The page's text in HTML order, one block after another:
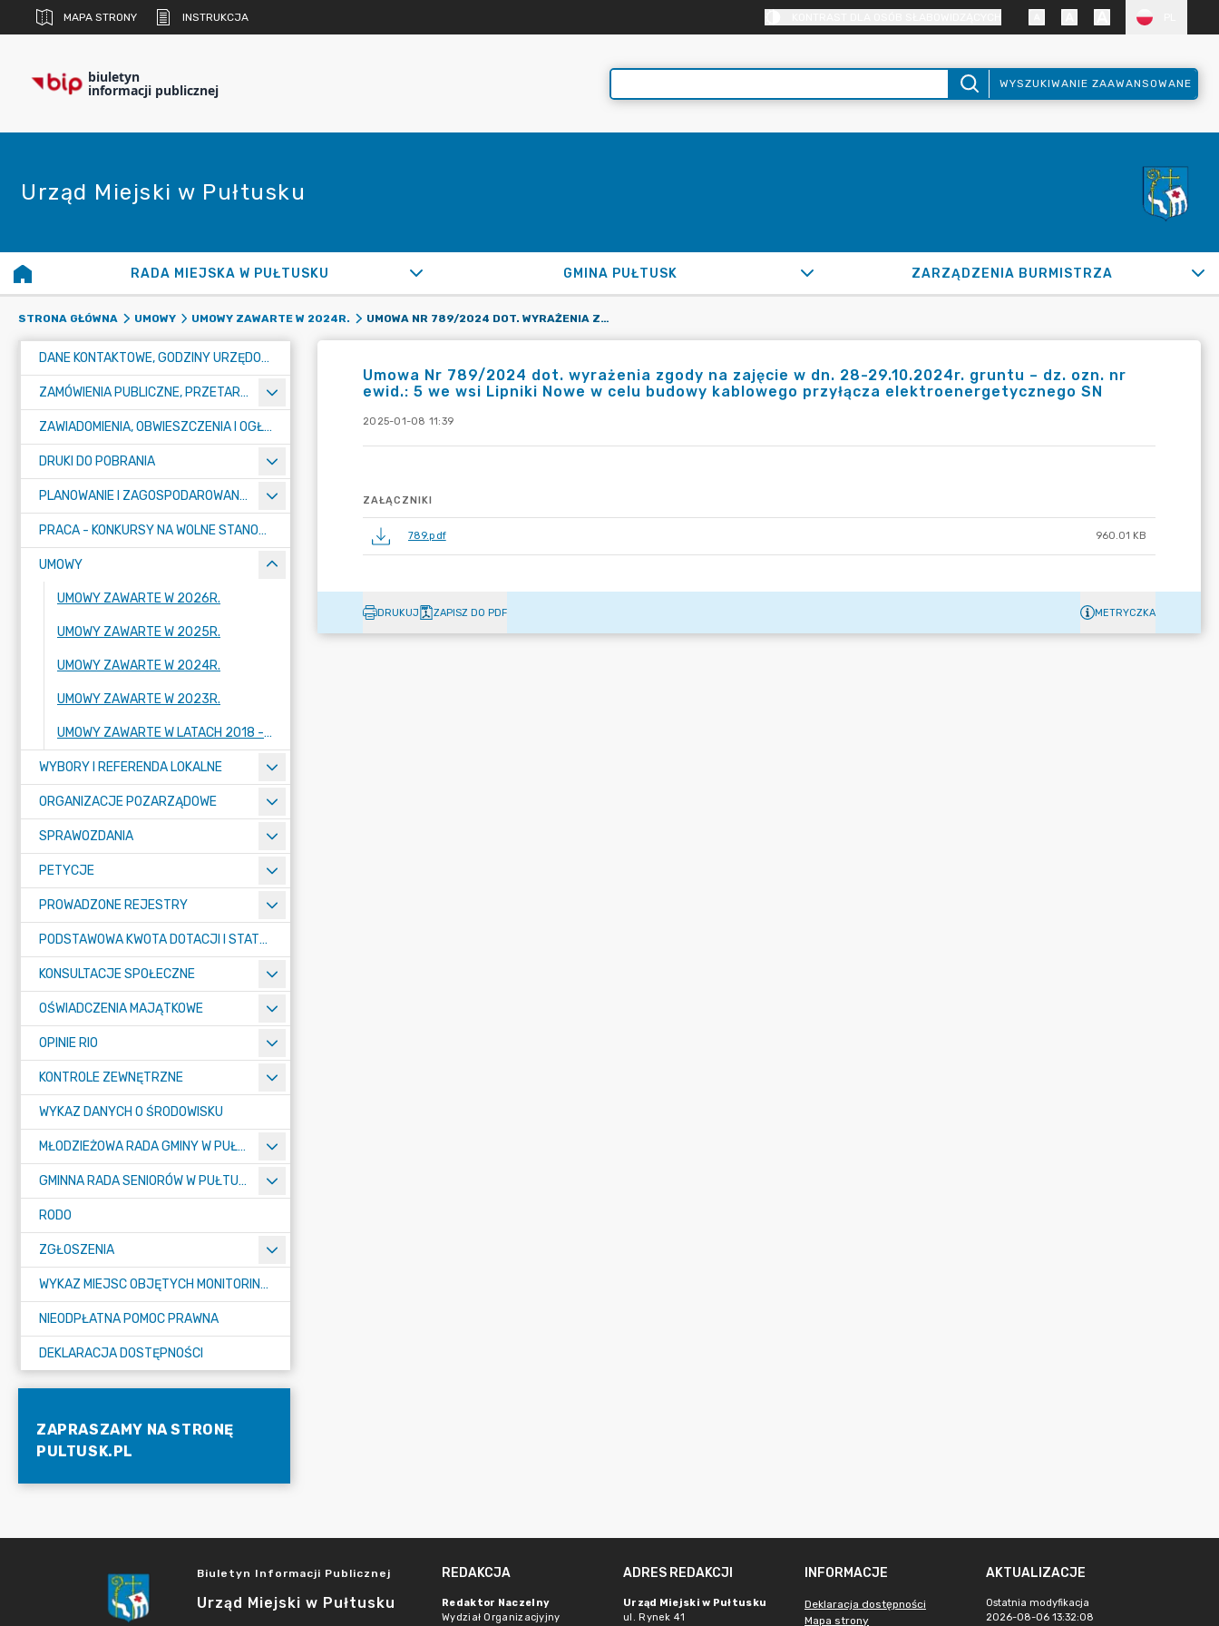
MAPA STRONY INSTRUKCJA
biuletyn
informacji publicznej WYSZUKIWANIE ZAAWANSOWANE
Urząd Miejski w Pułtusku
RADA MIEJSKA W PUŁTUSKU GMINA PUŁTUSK ZARZĄDZENIA BURMISTRZA
STRONA GŁÓWNA UMOWY UMOWY ZAWARTE W 2024R. UMOWA NR 789/2024 DOT. WYRAŻENIA ZGODY NA ZAJĘCIE W DN. 28-29.10.2024R. GRUNTU – DZ. OZN. NR EWID.: 5 WE WSI LIPNIKI NOWE W CELU BUDOWY KABLOWEGO PRZYŁĄCZA ELEKTROENERGETYCZNEGO SN
DANE KONTAKTOWE, GODZINY URZĘDOWANIA I NUMER KONTA BANKOWEGO
ZAMÓWIENIA PUBLICZNE, PRZETARGI, KONKURSY
ZAWIADOMIENIA, OBWIESZCZENIA I OGŁOSZENIA
DRUKI DO POBRANIA
PLANOWANIE I ZAGOSPODAROWANIE PRZESTRZENNE
PRACA - KONKURSY NA WOLNE STANOWISKA
UMOWY
UMOWY ZAWARTE W 2026R.
UMOWY ZAWARTE W 2025R.
UMOWY ZAWARTE W 2024R.
UMOWY ZAWARTE W 2023R.
UMOWY ZAWARTE W LATACH 2018 - 2022
WYBORY I REFERENDA LOKALNE
ORGANIZACJE POZARZĄDOWE
SPRAWOZDANIA
PETYCJE
PROWADZONE REJESTRY
PODSTAWOWA KWOTA DOTACJI I STATYSTYCZNA LICZBA UCZNIÓW
KONSULTACJE SPOŁECZNE
OŚWIADCZENIA MAJĄTKOWE
OPINIE RIO
KONTROLE ZEWNĘTRZNE
WYKAZ DANYCH O ŚRODOWISKU
MŁODZIEŻOWA RADA GMINY W PUŁTUSKU
GMINNA RADA SENIORÓW W PUŁTUSKU
RODO
ZGŁOSZENIA
WYKAZ MIEJSC OBJĘTYCH MONITORINGIEM
NIEODPŁATNA POMOC PRAWNA
DEKLARACJA DOSTĘPNOŚCI
ZAPRASZAMY NA STRONĘ
PULTUSK.PL
Umowa Nr 789/2024 dot. wyrażenia zgody na zajęcie w dn. 28-29.10.2024r. gruntu – dz. ozn. nr
ewid.: 5 we wsi Lipniki Nowe w celu budowy kablowego przyłącza elektroenergetycznego SN
2025-01-08 11:39
ZAŁĄCZNIKI
789.pdf 960.01 KB
DRUKUJ ZAPISZ DO PDF METRYCZKA
Biuletyn Informacji Publicznej
Urząd Miejski w Pułtusku
REDAKCJA
Redaktor Naczelny
Wydział Organizacjyjny
ADRES REDAKCJI
Urząd Miejski w Pułtusku
ul. Rynek 41
INFORMACJE
Deklaracja dostępności
Mapa strony
AKTUALIZACJE
Ostatnia modyfikacja
2026-08-06 13:32:08